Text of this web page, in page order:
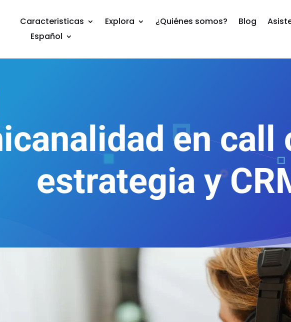
Caracteristicas Explora ¿Quiénes somos? Blog
Español
en call
estrategia y